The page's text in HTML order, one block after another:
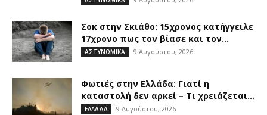
Σοκ στην Σκιάθο: 15χρονος κατήγγειλε
17χρονο πως τον βίασε και τον...
ΑΣΤΥΝΟΜΙΚΑ 9 Αυγούστου, 2026
Φωτιές στην Ελλάδα: Γιατί η
καταστολή δεν αρκεί – Τι χρειάζεται...
ΕΛΛΑΔΑ 9 Αυγούστου, 2026